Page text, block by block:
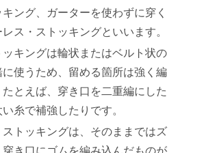
ング、ガーターを使わずに穿く
ス・ストッキングといいます。
ッキングは輪状またはベルト状の
使うため、留める箇所は強く編
たとえば、穿き口を二重編にした
糸で補強したりです。
ストッキングは、そのままではズ
穿き口にゴムを編み込んだものが